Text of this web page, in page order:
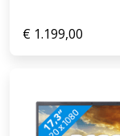
€ 1.199,00